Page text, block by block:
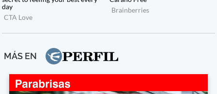
MÁS EN